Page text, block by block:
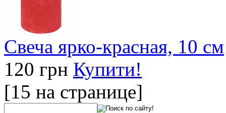
Свеча ярко-красная, 10 cм
120 грн Купити!
[15 на странице]